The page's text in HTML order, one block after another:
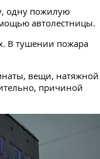
одну пожилую
автолестницы.
В тушении пожара
вещи, натяжной
причиной